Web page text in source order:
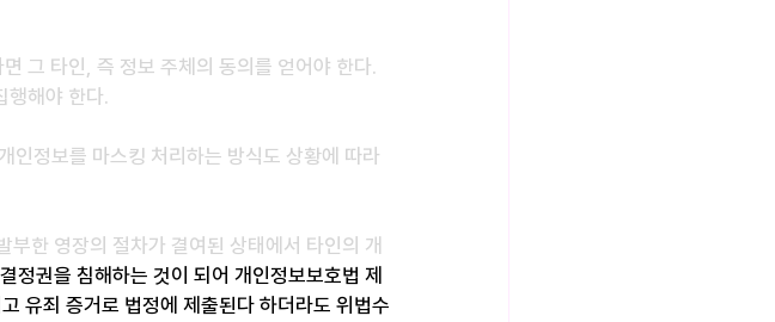
그 타인, 즉 정보 주체의 동의를 얻어야 한다.
행해야 한다.
인정보를 마스킹 처리하는 방식도 상황에 따라
한 영장의 절차가 결여된 상태에서 타인의 개
정권을 침해하는 것이 되어 개인정보보호법 제
유죄 증거로 법정에 제출된다 하더라도 위법수